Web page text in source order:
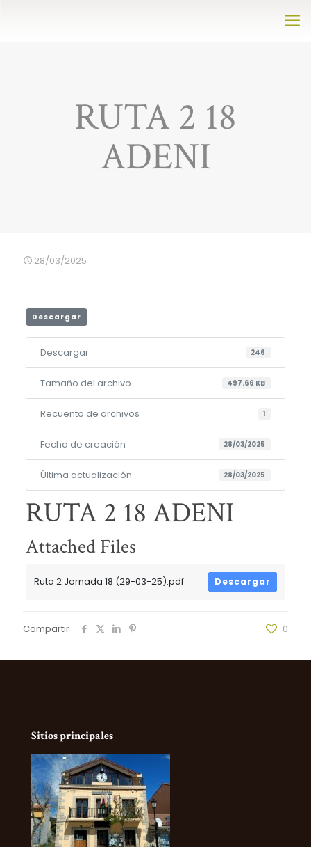
RUTA 2 18
ADENI
28/03/2025
Descargar
Descargar 246
Tamaño del archivo 497.66 KB
Recuento de archivos 1
Fecha de creación 28/03/2025
Última actualización 28/03/2025
RUTA 2 18 ADENI
Attached Files
Ruta 2 Jornada 18 (29-03-25).pdf Descargar
Compartir 0
Sitios principales